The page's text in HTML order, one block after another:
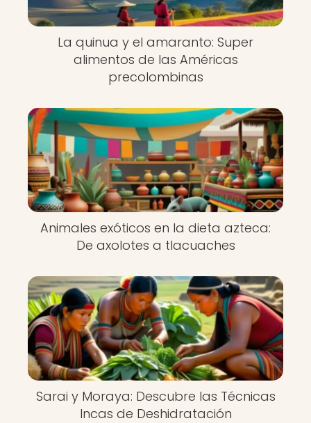
La quinua y el amaranto: Super
alimentos de las Américas
precolombinas
Animales exóticos en la dieta azteca:
De axolotes a tlacuaches
Sarai y Moraya: Descubre las Técnicas
Incas de Deshidratación